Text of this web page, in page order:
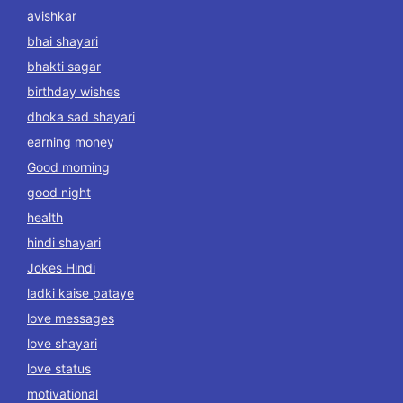
avishkar
bhai shayari
bhakti sagar
birthday wishes
dhoka sad shayari
earning money
Good morning
good night
health
hindi shayari
Jokes Hindi
ladki kaise pataye
love messages
love shayari
love status
motivational